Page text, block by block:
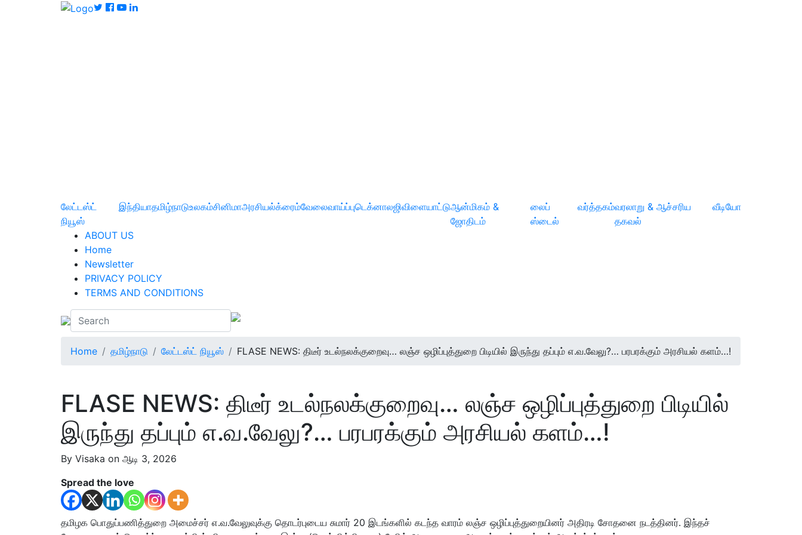
லேட்டஸ்ட்
நியூஸ்
இந்தியாதமிழ்நாடுஉலகம்சினிமாஅரசியல்க்ரைம்வேலைவாய்ப்புடெக்னாலஜிவிளையாட்டுஆன்மிகம் &
ஜோதிடம்
லைப்
ஸ்டைல்
வர்த்தகம்வரலாறு & ஆச்சரிய
தகவல்
வீடியோ
ABOUT US
Home
Newsletter
PRIVACY POLICY
TERMS AND CONDITIONS
Home தமிழ்நாடு லேட்டஸ்ட் நியூஸ் FLASE NEWS: திடீர் உடல்நலக்குறைவு… லஞ்ச ஒழிப்புத்துறை பிடியில் இருந்து தப்பும் எ.வ.வேலு?… பரபரக்கும் அரசியல் களம்…!
FLASE NEWS: திடீர் உடல்நலக்குறைவு… லஞ்ச ஒழிப்புத்துறை பிடியில்
இருந்து தப்பும் எ.வ.வேலு?… பரபரக்கும் அரசியல் களம்…!
By Visaka on ஆடி 3, 2026
Spread the love
தமிழக பொதுப்பணித்துறை அமைச்சர் எ.வ.வேலுவுக்கு தொடர்புடைய சுமார் 20 இடங்களில் கடந்த வாரம் லஞ்ச ஒழிப்புத்துறையினர் அதிரடி சோதனை நடத்தினர். இந்தச்